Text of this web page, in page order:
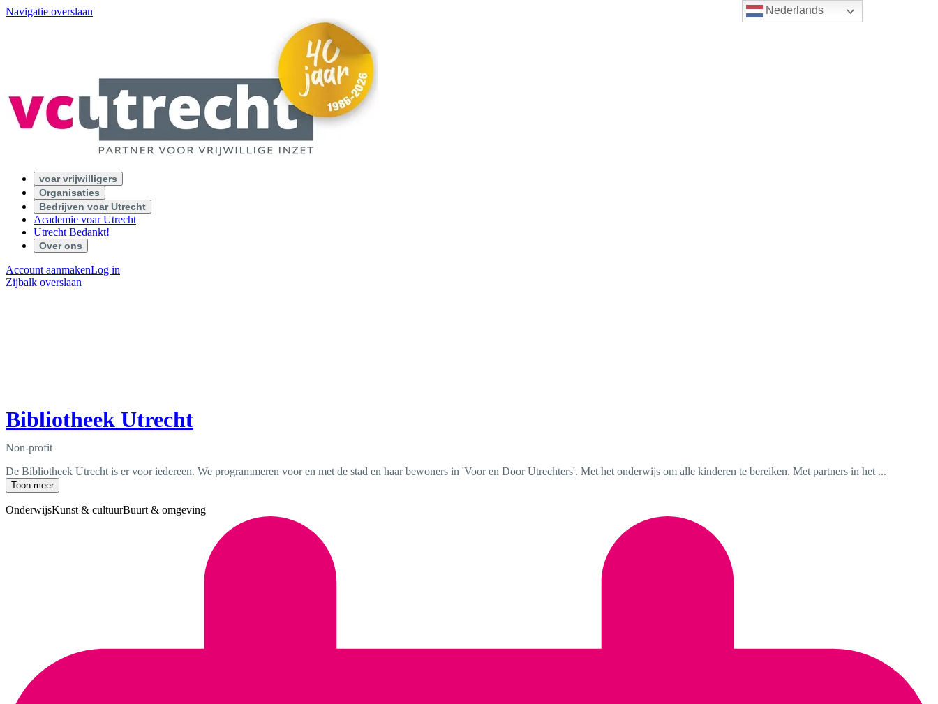
Nederlands
Navigatie overslaan
voar vrijwilligers
Organisaties
Bedrijven voar Utrecht
Academie voar Utrecht
Utrecht Bedankt!
Over ons
Account aanmakenLog in
Zijbalk overslaan
Bibliotheek Utrecht
Non-profit
De Bibliotheek Utrecht is er voor iedereen. We programmeren voor en met de stad en haar bewoners in 'Voor en Door Utrechters'. Met het onderwijs om alle kinderen te bereiken. Met partners in het ...
Toon meer
OnderwijsKunst & cultuurBuurt & omgeving